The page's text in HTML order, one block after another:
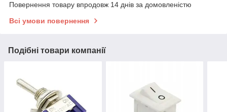
Повернення товару впродовж 14 днів за домовленістю
Всі умови повернення
Подібні товари компанії